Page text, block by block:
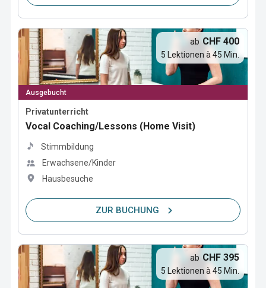
Ausgebucht
Privatunterricht
Vocal Coaching/Lessons (Home Visit)
Stimmbildung
Erwachsene/Kinder
Hausbesuche
ab CHF 400
5 Lektionen à 45 Min.
ZUR BUCHUNG
ab CHF 395
5 Lektionen à 45 Min.